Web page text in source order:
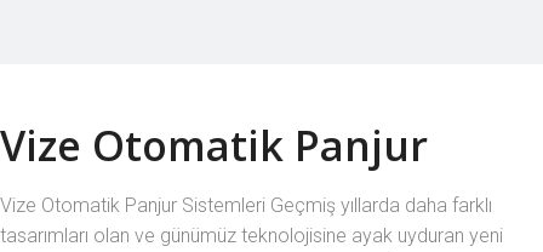
Vize Otomatik Panjur
Vize Otomatik Panjur Sistemleri Geçmiş yıllarda daha farklı
tasarımları olan ve günümüz teknolojisine ayak uyduran yeni